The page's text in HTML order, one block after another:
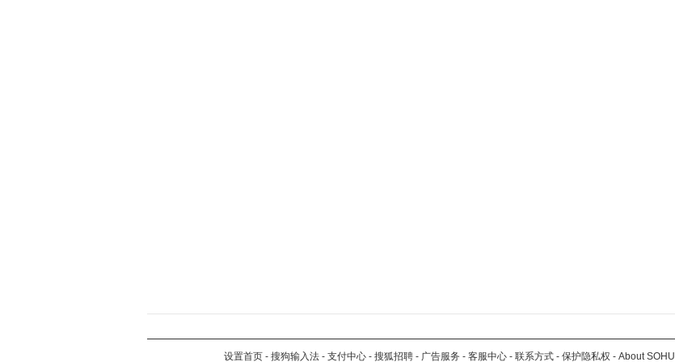
设置首页 - 搜狗输入法 - 支付中心 - 搜狐招聘 - 广告服务 - 客服中心 - 联系方式 - 保护隐私权 - About SOHU